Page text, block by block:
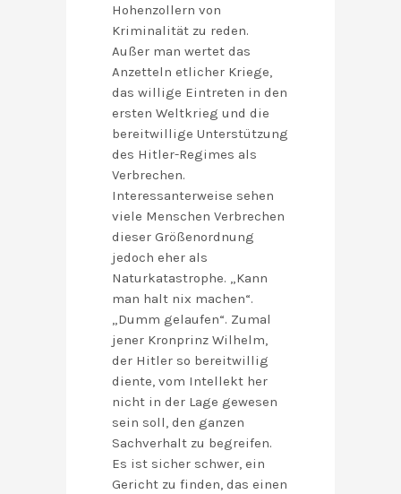
Hohenzollern von
Kriminalität zu reden.
Außer man wertet das
Anzetteln etlicher Kriege,
das willige Eintreten in den
ersten Weltkrieg und die
bereitwillige Unterstützung
des Hitler-Regimes als
Verbrechen.
Interessanterweise sehen
viele Menschen Verbrechen
dieser Größenordnung
jedoch eher als
Naturkatastrophe. „Kann
man halt nix machen“.
„Dumm gelaufen“. Zumal
jener Kronprinz Wilhelm,
der Hitler so bereitwillig
diente, vom Intellekt her
nicht in der Lage gewesen
sein soll, den ganzen
Sachverhalt zu begreifen.
Es ist sicher schwer, ein
Gericht zu finden, das einen